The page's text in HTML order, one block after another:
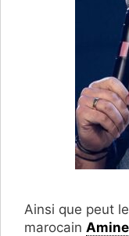
Ainsi que peut
marocain